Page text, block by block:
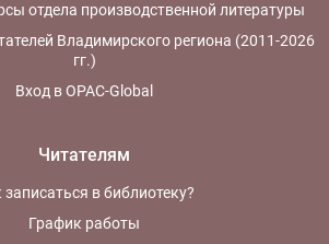
отдела производственной литературы
Владимирского региона (2011-2026
гг.)
Вход в OPAC-Global
Читателям
записаться в библиотеку?
График работы